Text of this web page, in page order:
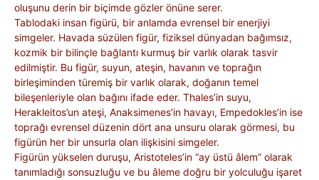
oluşunu derin bir biçimde gözler önüne serer.
Tablodaki insan figürü, bir anlamda evrensel bir enerjiyi
simgeler. Havada süzülen figür, fiziksel dünyadan bağımsız,
kozmik bir bilinçle bağlantı kurmuş bir varlık olarak tasvir
edilmiştir. Bu figür, suyun, ateşin, havanın ve toprağın
birleşiminden türemiş bir varlık olarak, doğanın temel
bileşenleriyle olan bağını ifade eder. Thales’in suyu,
Herakleitos’un ateşi, Anaksimenes’in havayı, Empedokles’in ise
toprağı evrensel düzenin dört ana unsuru olarak görmesi, bu
figürün her bir unsurla olan ilişkisini simgeler.
Figürün yükselen duruşu, Aristoteles’in “ay üstü âlem” olarak
tanımladığı sonsuzluğu ve bu âleme doğru bir yolculuğu işaret